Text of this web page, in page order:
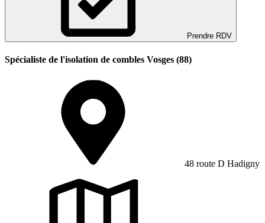
Prendre RDV
Spécialiste de l'isolation de combles Vosges (88)
48 route D Hadigny